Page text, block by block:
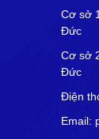
Cơ sở
Đức
Cơ sở
Đức
Điện
Email: